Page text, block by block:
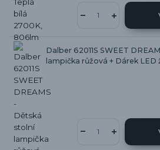
Dalber 62011S SWEET
lampička růžová + Dárek LED